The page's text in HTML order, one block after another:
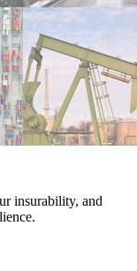
insurability, and